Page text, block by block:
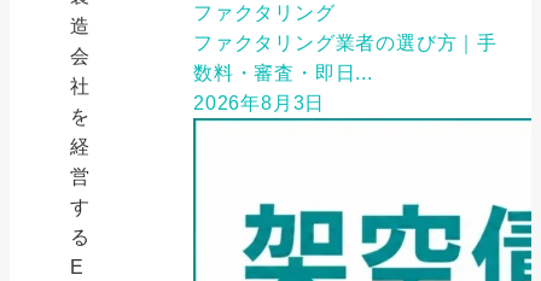
造
会
社
を
経
営
す
る
E
ファクタリング
ファクタリング業者の選び方｜手
数料・審査・即日...
2026年8月3日